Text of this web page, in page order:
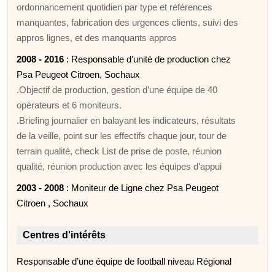
ordonnancement quotidien par type et références
manquantes, fabrication des urgences clients, suivi des
appros lignes, et des manquants appros
2008 - 2016 : Responsable d’unité de production chez
Psa Peugeot Citroen, Sochaux
.Objectif de production, gestion d’une équipe de 40
opérateurs et 6 moniteurs.
.Briefing journalier en balayant les indicateurs, résultats
de la veille, point sur les effectifs chaque jour, tour de
terrain qualité, check List de prise de poste, réunion
qualité, réunion production avec les équipes d’appui
2003 - 2008 : Moniteur de Ligne chez Psa Peugeot
Citroen , Sochaux
Centres d'intérêts
Responsable d’une équipe de football niveau Régional